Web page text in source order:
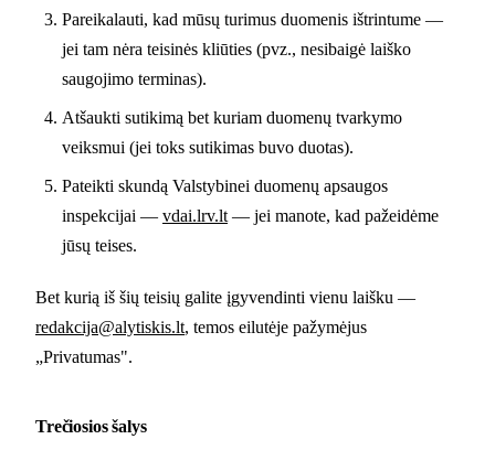
Pareikalauti, kad mūsų turimus duomenis ištrintume —
jei tam nėra teisinės kliūties (pvz., nesibaigė laiško
saugojimo terminas).
Atšaukti sutikimą bet kuriam duomenų tvarkymo
veiksmui (jei toks sutikimas buvo duotas).
Pateikti skundą Valstybinei duomenų apsaugos
inspekcijai — vdai.lrv.lt — jei manote, kad pažeidėme
jūsų teises.
Bet kurią iš šių teisių galite įgyvendinti vienu laišku —
redakcija@alytiskis.lt, temos eilutėje pažymėjus
„Privatumas".
Trečiosios šalys